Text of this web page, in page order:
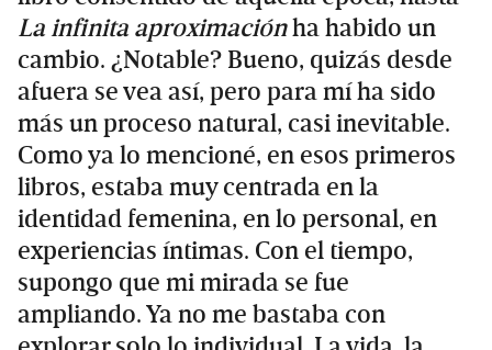
La infinita aproximaciónha habido un
cambio. ¿Notable? Bueno, quizás desde
afuera se vea así, pero para mí ha sido
más un proceso natural, casi inevitable.
Como ya lo mencioné, en esos primeros
libros, estaba muy centrada en la
identidad femenina, en lo personal, en
experiencias íntimas. Con el tiempo,
supongo que mi mirada se fue
ampliando. Ya no me bastaba con